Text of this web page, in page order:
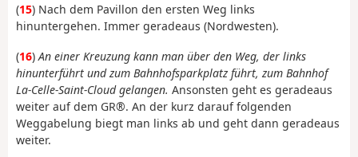
(15) Nach dem Pavillon den ersten Weg links
hinuntergehen. Immer geradeaus (Nordwesten).
(16)An einer Kreuzung kann man über den Weg, der links
hinunterführt und zum Bahnhofsparkplatz führt, zum Bahnhof
La-Celle-Saint-Cloud gelangen. Ansonsten geht es geradeaus
weiter auf dem GR®. An der kurz darauf folgenden
Weggabelung biegt man links ab und geht dann geradeaus
weiter.